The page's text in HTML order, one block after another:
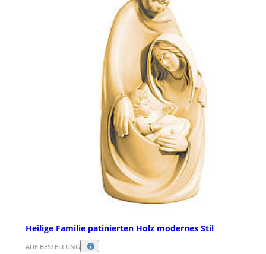
Heilige Familie patinierten Holz modernes Stil
AUF BESTELLUNG